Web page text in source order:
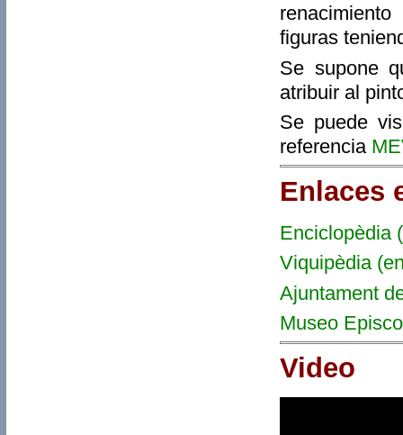
figuras
Se supone
atribuir al
Se puede
referencia
Enlaces
Enciclopèdia
Viquipèdia
Ajuntament
Museo
Video